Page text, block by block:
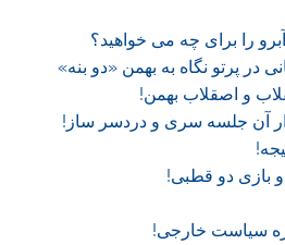
را برای چه می خواهید؟
در پرتو نگاه به بهمن «دو بنه»
و اصقلاب بهمن!
آن جلسه سری و دردسر ساز!
و بازی دو قطبی!
سیاست خارجی!